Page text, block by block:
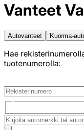
Vanteet
Autovanteet Kuorma-
Hae
tuotenumerolla: